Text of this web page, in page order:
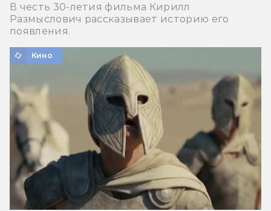
В честь 30-летия фильма Кирилл
Размыслович рассказывает историю его
появления.
Кино